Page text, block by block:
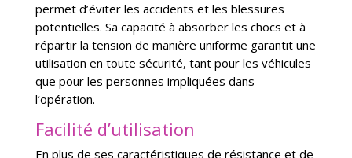
permet d’éviter les accidents et les blessures
potentielles. Sa capacité à absorber les chocs et à
répartir la tension de manière uniforme garantit une
utilisation en toute sécurité, tant pour les véhicules
que pour les personnes impliquées dans
l’opération.
Facilité d’utilisation
En plus de ses caractéristiques de résistance et de